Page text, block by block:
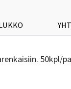
50kpl/